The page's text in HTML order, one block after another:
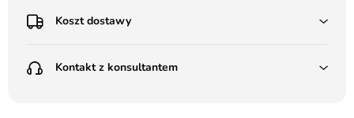
Koszt dostawy
Poczta Polska Kurier 48H - 11 zł
Kontakt z konsultantem